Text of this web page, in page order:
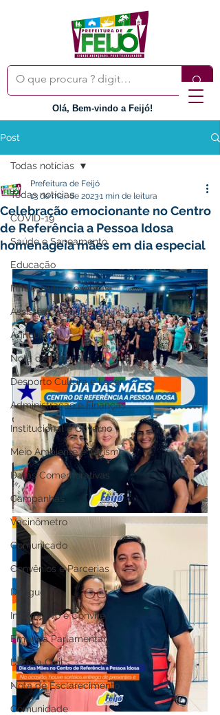
Olá, Bem-vindo a Feijó!
Post
Todas notícias
COVID-19
Saúde e Saneamento
Educação
Infraestrutura e Obras
Assistência Social
Agricultura
Nota de Pesar
Desporto Cultura e Lazer
Administração e Finanças
Institucional e Governo
Meio Ambiente e Turismo
Datas Comemorativas
Campanhas
Vacinômetro
Comunicado
Convênios e Parcerias
Dengue
Informativo e Convite
Emenda Parlamentar
Defesa Civil
Nota de Esclarecimento
Comunidade
Todas notícias
Celebração emocionante no Centro
de Referência a Pessoa Idosa
homenageia mães em dia especial
Prefeitura de Feijó
13 de mai. de 20231 min de leitura